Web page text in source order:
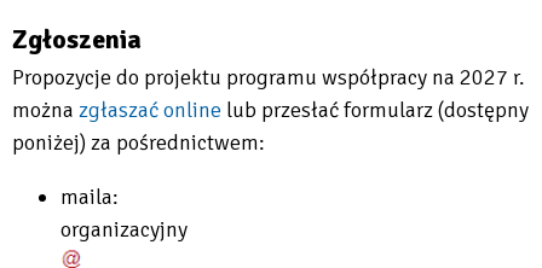
Zgłoszenia
Propozycje do projektu programu współpracy na 2027 r.
można zgłaszać online
Will
lub przesłać formularz (dostępny
poniżej) za pośrednictwem:
maila:
organizacyjny